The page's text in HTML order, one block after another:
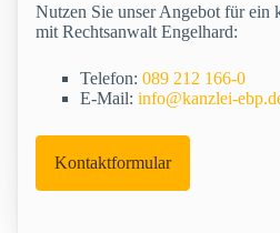
Nutzen Sie unser Angebot für ein
mit Rechtsanwalt Engelhard:
Telefon: 089 212 166-0
E-Mail: info@kanzlei-
Kontaktformular